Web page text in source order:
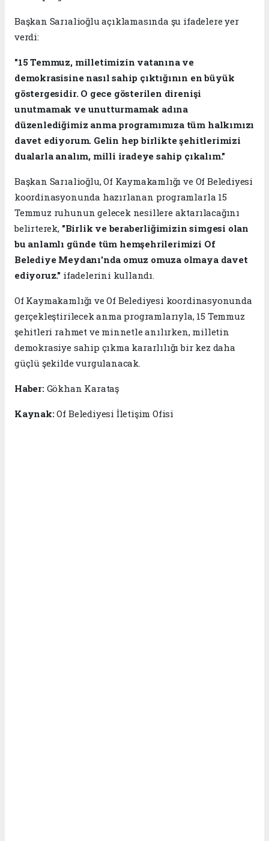
Başkan Sarıalioğlu açıklamasında şu ifadelere yer
verdi:
"15 Temmuz, milletimizin vatanına ve
demokrasisine nasıl sahip çıktığının en büyük
göstergesidir. O gece gösterilen direnişi
unutmamak ve unutturmamak adına
düzenlediğimiz anma programımıza tüm halkımızı
davet ediyorum. Gelin hep birlikte şehitlerimizi
dualarla analım, milli iradeye sahip çıkalım."
Başkan Sarıalioğlu, Of Kaymakamlığı ve Of Belediyesi
koordinasyonunda hazırlanan programlarla 15
Temmuz ruhunun gelecek nesillere aktarılacağını
belirterek, "Birlik ve beraberliğimizin simgesi olan
bu anlamlı günde tüm hemşehrilerimizi Of
Belediye Meydanı'nda omuz omuza olmaya davet
ediyoruz." ifadelerini kullandı.
Of Kaymakamlığı ve Of Belediyesi koordinasyonunda
gerçekleştirilecek anma programlarıyla, 15 Temmuz
şehitleri rahmet ve minnetle anılırken, milletin
demokrasiye sahip çıkma kararlılığı bir kez daha
güçlü şekilde vurgulanacak.
Haber: Gökhan Karataş
Kaynak:Of Belediyesi İletişim Ofisi